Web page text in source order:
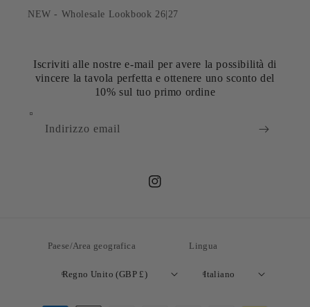
NEW - Wholesale Lookbook 26|27
Iscriviti alle nostre e-mail per avere la possibilità di
vincere la tavola perfetta e ottenere uno sconto del
10% sul tuo primo ordine
Indirizzo email
Instagram
Paese/Area geografica
Regno Unito (GBP £)
Lingua
Italiano